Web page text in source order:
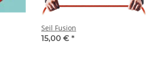
Seil Fusion
15,00 € *